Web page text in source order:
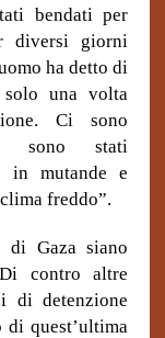
bendati per
diversi giorni
ha detto di
una volta
Ci sono
sono stati
in mutande e
freddo”.
di Gaza siano
contro altre
di detenzione
di quest’ultima